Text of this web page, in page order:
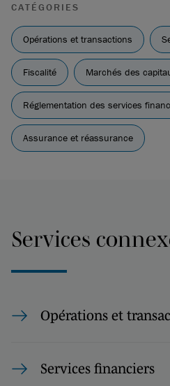
CATÉGORIES
Opérations et transactions
Fiscalité Marchés des
Réglementation des services
Assurance et réassurance
Services
Opérations et
Services financiers